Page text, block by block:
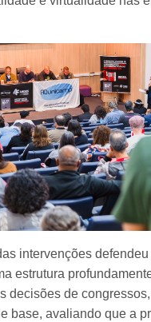
intervenções
estrutura
decisões de
base, avaliando que a